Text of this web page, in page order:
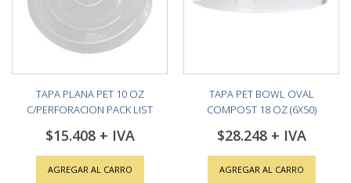
TAPA PLANA PET 10 OZ
C/PERFORACION PACK LIST
$15.408
AGREGAR AL CARRO
TAPA PET BOWL OVAL
COMPOST 18 OZ (6X50)
$28.248
AGREGAR AL CARRO